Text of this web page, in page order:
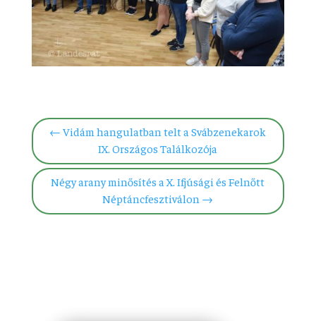
←Vidám hangulatban telt a Svábzenekarok
IX. Országos Találkozója
Négy arany minősítés a X. Ifjúsági és Felnőtt
Néptáncfesztiválon →